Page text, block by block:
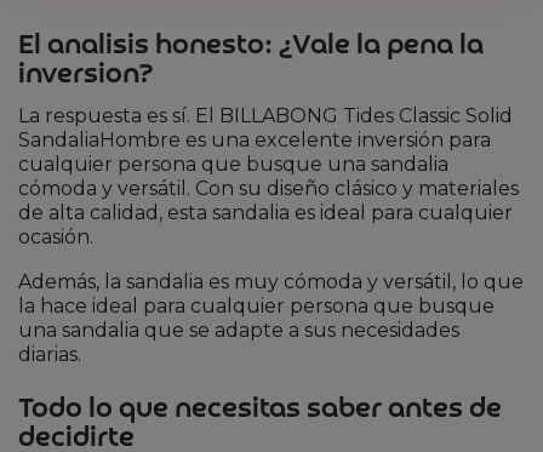
El analisis honesto: ¿Vale la pena la
inversion?
La respuesta es sí. El BILLABONG Tides Classic Solid
SandaliaHombre es una excelente inversión para
cualquier persona que busque una sandalia
cómoda y versátil. Con su diseño clásico y materiales
de alta calidad, esta sandalia es ideal para cualquier
ocasión.
Además, la sandalia es muy cómoda y versátil, lo que
la hace ideal para cualquier persona que busque
una sandalia que se adapte a sus necesidades
diarias.
Todo lo que necesitas saber antes de
decidirte